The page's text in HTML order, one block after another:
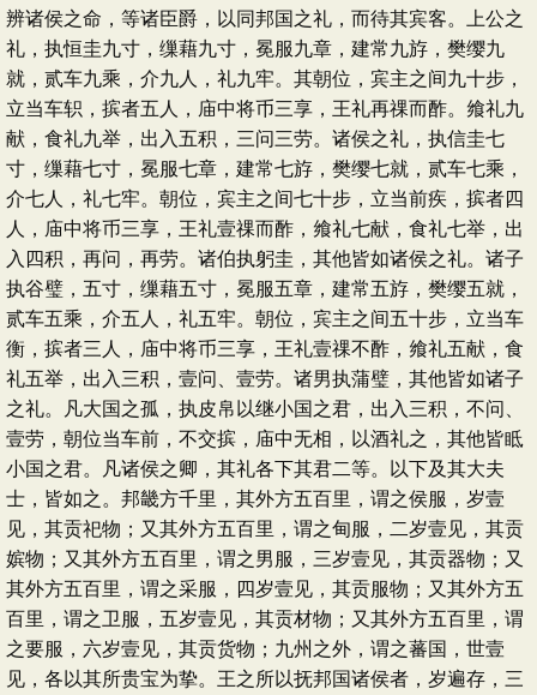
辨诸侯之命，等诸臣爵，以同邦国之礼，而待其宾客。上公之
礼，执恒圭九寸，缫藉九寸，冕服九章，建常九斿，樊缨九
就，贰车九乘，介九人，礼九牢。其朝位，宾主之间九十步，
立当车轵，摈者五人，庙中将币三享，王礼再祼而酢。飨礼九
献，食礼九举，出入五积，三问三劳。诸侯之礼，执信圭七
寸，缫藉七寸，冕服七章，建常七斿，樊缨七就，贰车七乘，
介七人，礼七牢。朝位，宾主之间七十步，立当前疾，摈者四
人，庙中将币三享，王礼壹祼而酢，飨礼七献，食礼七举，出
入四积，再问，再劳。诸伯执躬圭，其他皆如诸侯之礼。诸子
执谷璧，五寸，缫藉五寸，冕服五章，建常五斿，樊缨五就，
贰车五乘，介五人，礼五牢。朝位，宾主之间五十步，立当车
衡，摈者三人，庙中将币三享，王礼壹祼不酢，飨礼五献，食
礼五举，出入三积，壹问、壹劳。诸男执蒲璧，其他皆如诸子
之礼。凡大国之孤，执皮帛以继小国之君，出入三积，不问、
壹劳，朝位当车前，不交摈，庙中无相，以酒礼之，其他皆眡
小国之君。凡诸侯之卿，其礼各下其君二等。以下及其大夫
士，皆如之。邦畿方千里，其外方五百里，谓之侯服，岁壹
见，其贡祀物；又其外方五百里，谓之甸服，二岁壹见，其贡
嫔物；又其外方五百里，谓之男服，三岁壹见，其贡器物；又
其外方五百里，谓之采服，四岁壹见，其贡服物；又其外方五
百里，谓之卫服，五岁壹见，其贡材物；又其外方五百里，谓
之要服，六岁壹见，其贡货物；九州之外，谓之蕃国，世壹
见，各以其所贵宝为挚。王之所以抚邦国诸侯者，岁遍存，三